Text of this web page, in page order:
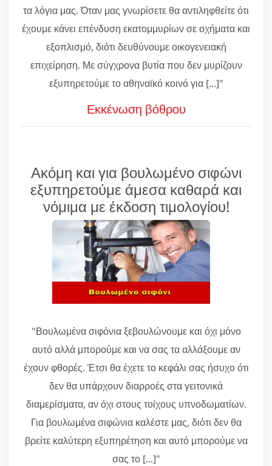
τα λόγια μας. Όταν μας γνωρίσετε θα αντιληφθείτε ότι
έχουμε κάνει επένδυση εκατομμυρίων σε οχήματα και
εξοπλισμό, διότι δευθύνουμε οικογενειακή
επιχείρηση. Με σύγχρονα βυτία που δεν μυρίζουν
εξυπηρετούμε το αθηναϊκό κοινό για [...]"
Εκκένωση βόθρου
Ακόμη και για βουλωμένο σιφώνι
εξυπηρετούμε άμεσα καθαρά και
νόμιμα με έκδοση τιμολογίου!
"Βουλωμένα σιφόνια ξεβουλώνουμε και όχι μόνο
αυτό αλλά μπορούμε και να σας τα αλλάξουμε αν
έχουν φθορές. Έτσι θα έχετε το κεφάλι σας ήσυχο ότι
δεν θα υπάρχουν διαρροές στα γειτονικά
διαμερίσματα, αν όχι στους τοίχους υπνοδωματίων.
Για βουλωμένα σιφώνια καλέστε μας, διότι δεν θα
βρείτε καλύτερη εξυπηρέτηση και αυτό μπορούμε να
σας το [...]"